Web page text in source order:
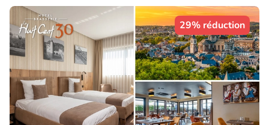
29% réduction